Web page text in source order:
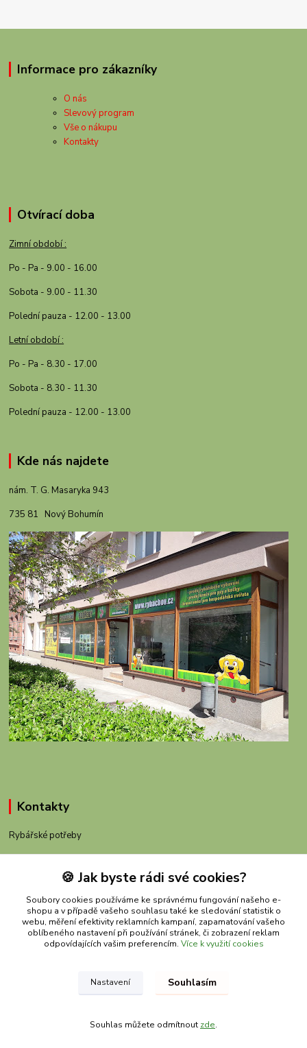
Informace pro zákazníky
O nás
Slevový program
Vše o nákupu
Kontakty
Otvírací doba
Zimní období :
Po - Pa - 9.00 - 16.00
Sobota - 9.00 - 11.30
Polední pauza - 12.00 - 13.00
Letní období :
Po - Pa - 8.30 - 17.00
Sobota - 8.30 - 11.30
Polední pauza - 12.00 - 13.00
Kde nás najdete
nám. T. G. Masaryka 943
735 81 Nový Bohumín
Kontakty
Rybářské potřeby
+420 605 983 110
obchod@rybachov.cz
Upravit sběr cookies.
🍪 Jak byste rádi své cookies?
Soubory cookies používáme ke správnému fungování našeho e-
shopu a v případě vašeho souhlasu také ke sledování statistik o
webu, měření efektivity reklamních kampaní, zapamatování vašeho
oblíbeného nastavení při používání stránek, či zobrazení reklam
odpovídajících vašim preferencím. Více k využití cookies
Nastavení Souhlasím
Souhlas můžete odmítnout zde.